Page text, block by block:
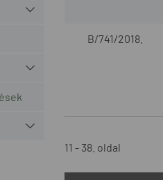
B/741/2018.
11 - 38. oldal